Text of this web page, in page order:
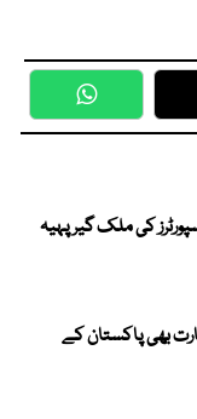
WhatsApp
کی ملک گیر پہیہ
بھی پاکستان کے